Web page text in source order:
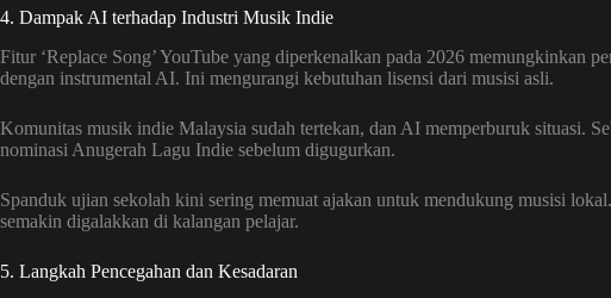
4. Dampak AI terhadap Industri Musik Indie
Fitur ‘Replace Song’ YouTube yang diperkenalkan pada 2026 memungkinkan
dengan instrumental AI. Ini mengurangi kebutuhan lisensi dari musisi asli.
Komunitas musik indie Malaysia sudah tertekan, dan AI memperburuk situasi.
nominasi Anugerah Lagu Indie sebelum digugurkan.
Spanduk ujian sekolah kini sering memuat ajakan untuk mendukung musisi
semakin digalakkan di kalangan pelajar.
5. Langkah Pencegahan dan Kesadaran